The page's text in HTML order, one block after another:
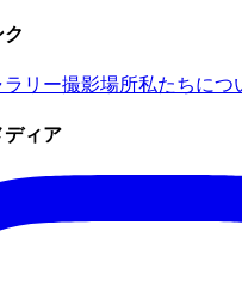
ラリー撮影場所私たちにつ
ディア